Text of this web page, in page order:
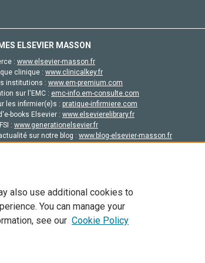
ELSEVIER MASSON
: www.elsevier-masson.fr
clinique : www.clinicalkey.fr
institutions : www.em-premium.com
sur l'EMC : emc-info.em-consulte.com
les infirmier(e)s : pratique-infirmiere.com
books Elsevier : www.elsevierelibrary.fr
: www.generationelsevier.fr
sur notre blog : www.blog-elsevier-masson.fr
de licence et ses contributeurs. Tout les droits sont réservés,
tout contenu en libre accès, les conditions de licence
also use additional cookies to
You can manage your
see our Cookie Policy